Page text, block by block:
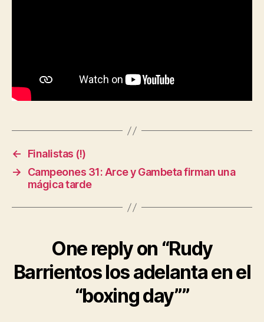
←
Finalistas (!)
→
Campeones 31: Arce y Gambeta firman una
mágica tarde
One reply on “Rudy
Barrientos los adelanta en el
“boxing day””